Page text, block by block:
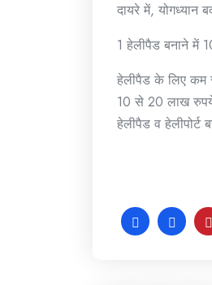
दायरे में, योगध्यान
1 हेलीपैड बनाने में
हेलीपैड के लिए कम
10 से 20 लाख रुपये
हेलीपैड व हेलीपोर्ट